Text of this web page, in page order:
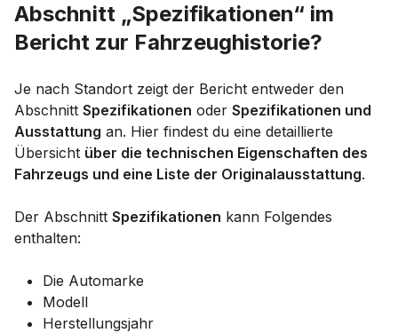
Abschnitt „Spezifikationen“ im
Bericht zur Fahrzeughistorie?
Je nach Standort zeigt der Bericht entweder den
Abschnitt Spezifikationen oder Spezifikationen und
Ausstattung an. Hier findest du eine detaillierte
Übersicht über die technischen Eigenschaften des
Fahrzeugs und eine Liste der Originalausstattung.
Der Abschnitt Spezifikationen kann Folgendes
enthalten:
Die Automarke
Modell
Herstellungsjahr